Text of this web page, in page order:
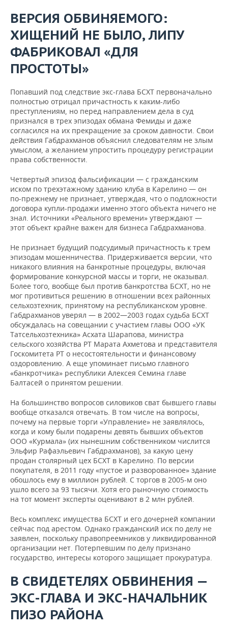
ВЕРСИЯ ОБВИНЯЕМОГО:
ХИЩЕНИЙ НЕ БЫЛО, ЛИПУ
ФАБРИКОВАЛ «ДЛЯ
ПРОСТОТЫ»
Попавший под следствие экс-глава БСХТ первоначально
полностью отрицал причастность к каким-либо
преступлениям, но перед направлением дела в суд
признался в трех эпизодах обмана Фемиды и даже
согласился на их прекращение за сроком давности. Свои
действия Габдрахманов объяснил следователям не злым
умыслом, а желанием упростить процедуру регистрации
права собственности.
Четвертый эпизод фальсификации — с гражданским
иском по трехэтажному зданию клуба в Карелино — он
по-прежнему не признает, утверждая, что о подложности
договора купли-продажи именно этого объекта ничего не
знал. Источники «Реального времени» утверждают —
этот объект крайне важен для бизнеса Габдрахманова.
Не признает будущий подсудимый причастность к трем
эпизодам мошенничества. Придерживается версии, что
никакого влияния на банкротные процедуры, включая
формирование конкурсной массы и торги, не оказывал.
Более того, вообще был против банкротства БСХТ, но не
мог противиться решению в отношении всех районных
сельхозтехник, принятому на республиканском уровне.
Габдрахманов уверял — в 2002—2003 годах судьба БСХТ
обсуждалась на совещании с участием главы ООО «УК
Татсельхозтехника» Асхата Шарапова, министра
сельского хозяйства РТ Марата Ахметова и представителя
Госкомитета РТ о несостоятельности и финансовому
оздоровлению. А еще упоминает письмо главного
«банкротчика» республики Алексея Семина главе
Балтасей о принятом решении.
На большинство вопросов силовиков сват бывшего главы
вообще отказался отвечать. В том числе на вопросы,
почему на первые торги «Управление» не заявлялось,
когда и кому были подарены девять бывших объектов
ООО «Курмала» (их нынешним собственником числится
Эльфир Рафаэльевич Габдрахманов), за какую цену
продан столярный цех БСХТ в Карелино. По версии
покупателя, в 2011 году «пустое и разворованное» здание
обошлось ему в миллион рублей. С торгов в 2005-м оно
ушло всего за 93 тысячи. Хотя его рыночную стоимость
на тот момент эксперты оценивают в 2 млн рублей.
Весь комплекс имущества БСХТ и его дочерней компании
сейчас под арестом. Однако гражданский иск по делу не
заявлен, поскольку правопреемников у ликвидированной
организации нет. Потерпевшим по делу признано
государство, интересы которого защищает прокуратура.
В СВИДЕТЕЛЯХ ОБВИНЕНИЯ —
ЭКС-ГЛАВА И ЭКС-НАЧАЛЬНИК
ПИЗО РАЙОНА